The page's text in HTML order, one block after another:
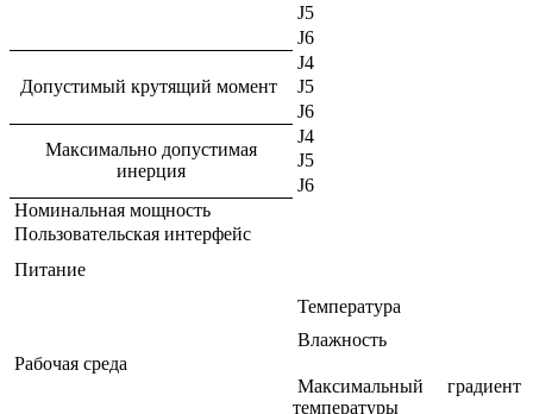
J5
J6
Допустимый крутящий момент
J4
J5
J6
Максимально допустимая
инерция
J4
J5
J6
Номинальная мощность
Пользовательская интерфейс
Питание
Рабочая среда
Температура
Влажность
Максимальный градиент
температуры